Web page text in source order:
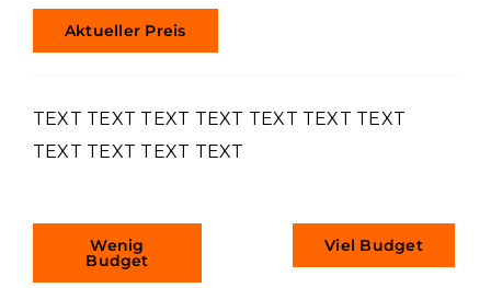
Aktueller Preis
TEXT TEXT TEXT TEXT TEXT TEXT TEXT
TEXT TEXT TEXT TEXT
Wenig
Budget
Viel Budget